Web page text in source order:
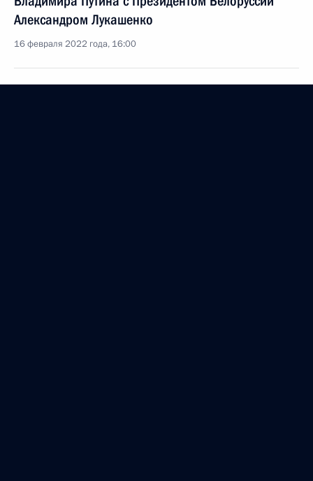
Александром Лукашенко
16 февраля 2022 года, 16:00